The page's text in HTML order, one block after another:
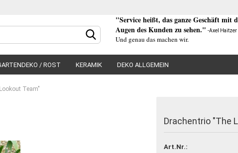
Konto erstellen
"Service heißt, das ganze Geschäft mit
Augen des Kunden zu sehen." -Axel Haitzer
Und genau das machen wir.
/ ROST KERAMIK DEKO ALLGEMEIN
Team"
Drachentrio "The
Art.Nr.: